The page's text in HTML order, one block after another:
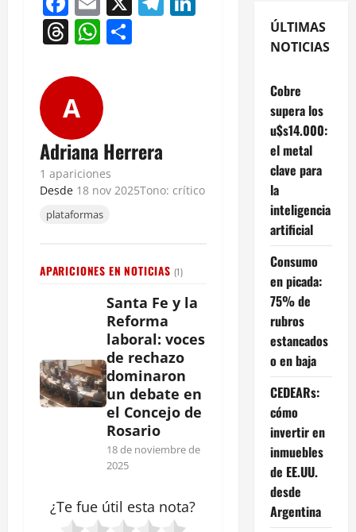
Threads
WhatsApp
A
Adriana Herrera
1 apariciones
Desde 18 nov 2025Tono: crítico
plataformas
APARICIONES EN NOTICIAS (1)
Santa Fe y la
Reforma
laboral: voces
de rechazo
dominaron
un debate en
el Concejo de
Rosario
18 de noviembre de
2025
¿Te fue útil esta nota?
ÚLTIMAS
NOTICIAS
Cobre
supera los
u$s14.000:
el metal
clave para
la
inteligencia
artificial
Consumo
en picada:
75% de
rubros
estancados
o en baja
CEDEARs:
cómo
invertir en
inmuebles
de EE.UU.
desde
Argentina